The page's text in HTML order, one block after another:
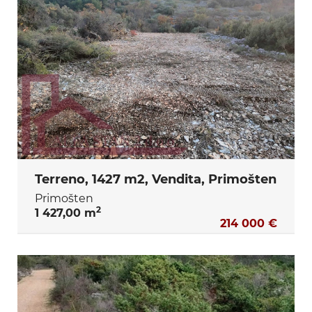
Terreno, 1427 m2, Vendita, Primošten
Primošten
1 427,00 m2
214 000 €